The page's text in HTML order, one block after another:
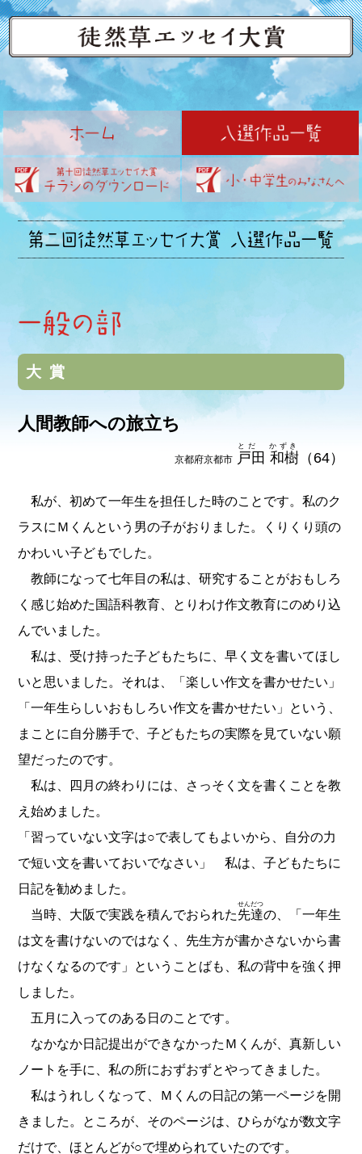
大賞
人間教師への旅立ち
京都府京都市 戸田 和樹
とだ かずき
（64）
私が、初めて一年生を担任した時のことです。私のク
ラスにＭくんという男の子がおりました。くりくり頭の
かわいい子どもでした。
教師になって七年目の私は、研究することがおもしろ
く感じ始めた国語科教育、とりわけ作文教育にのめり込
んでいました。
私は、受け持った子どもたちに、早く文を書いてほし
いと思いました。それは、「楽しい作文を書かせたい」
「一年生らしいおもしろい作文を書かせたい」という、
まことに自分勝手で、子どもたちの実際を見ていない願
望だったのです。
私は、四月の終わりには、さっそく文を書くことを教
え始めました。
「習っていない文字は○で表してもよいから、自分の力
で短い文を書いておいでなさい」 私は、子どもたちに
日記を勧めました。
当時、大阪で実践を積んでおられた先達
せんだつ
の、「一年生
は文を書けないのではなく、先生方が書かさないから書
けなくなるのです」ということばも、私の背中を強く押
しました。
五月に入ってのある日のことです。
なかなか日記提出ができなかったＭくんが、真新しい
ノートを手に、私の所におずおずとやってきました。
私はうれしくなって、Ｍくんの日記の第一ページを開
きました。ところが、そのページは、ひらがなが数文字
だけで、ほとんどが○で埋められていたのです。